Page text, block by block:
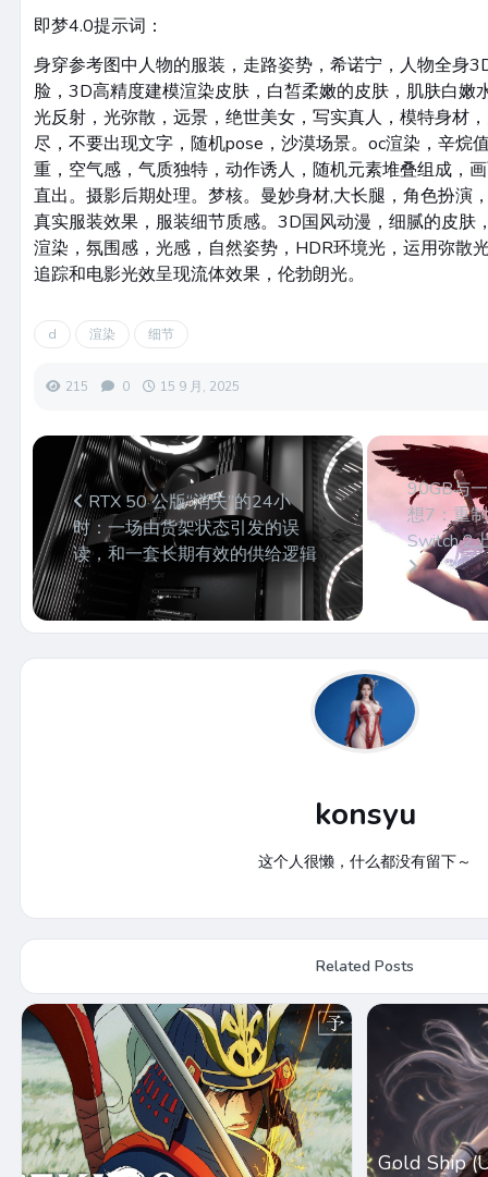
即梦4.0提示词：
身穿参考图中人物的服装，走路姿势，希诺宁，人物全身
脸，3D高精度建模渲染皮肤，白皙柔嫩的皮肤，肌肤白嫩
光反射，光弥散，远景，绝世美女，写实真人，模特身材
尽，不要出现文字，随机pose，沙漠场景。oc渲染，辛烷
重，空气感，气质独特，动作诱人，随机元素堆叠组成，
直出。摄影后期处理。梦核。曼妙身材,大长腿，角色扮演
真实服装效果，服装细节质感。3D国风动漫，细腻的皮肤
渲染，氛围感，光感，自然姿势，HDR环境光，运用弥散
追踪和电影光效呈现流体效果，伦勃朗光。
d 渲染 细节
215 0 15 9 月, 2025
RTX 50 公版“消失”的24小
时：一场由货架状态引发的误
读，和一套长期有效的供给逻辑
90GB与
想7：重
Switch 2
konsyu
这个人很懒，什么都没有留下～
Related Posts
Gold Ship